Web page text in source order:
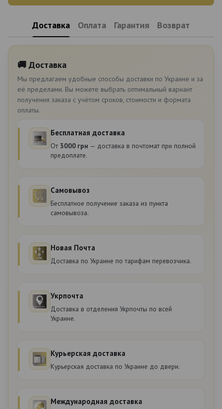
Доставка Оплата Гарантия Возврат
🚚 Доставка
Мы предлагаем удобные способы доставки по Украине и за
её пределами. Вы можете выбрать оптимальный вариант
получения заказа с учётом сроков, стоимости и формата
оплаты.
Бесплатная доставка
От 3000 грн — доставка в почтомат при полной
предоплате.
Самовывоз
Бесплатное получение заказа из пункта
самовывоза.
Новая Почта
Доставка по Украине по тарифам перевозчика.
Укрпочта
Доставка в отделения Укрпочты по всей
Украине.
Курьерская доставка
Курьерская доставка по Украине до двери.
Международная доставка